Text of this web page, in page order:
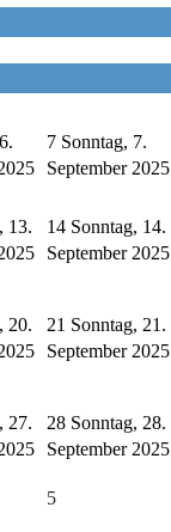
7 Sonntag, 7.
September 2025
13.
14 Sonntag, 14.
September 2025
20.
21 Sonntag, 21.
September 2025
27.
28 Sonntag, 28.
September 2025
5